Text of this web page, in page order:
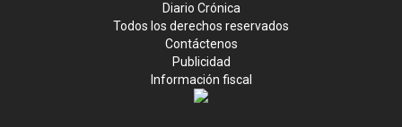
Diario Crónica
Todos los derechos reservados
Contáctenos
Publicidad
Información fiscal